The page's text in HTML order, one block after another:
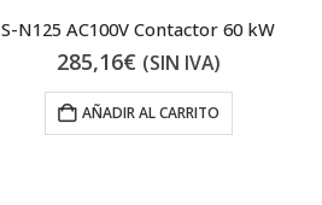
S-N125 AC100V Contactor 60 kW
285,16€ (SIN IVA)
AÑADIR AL CARRITO